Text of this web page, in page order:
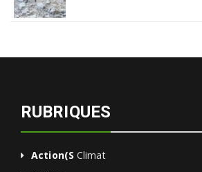
RUBRIQUES
Action(s Climat